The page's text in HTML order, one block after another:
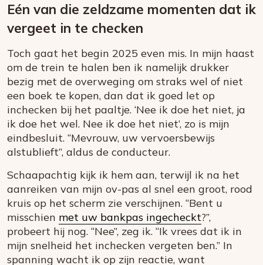
Eén van die zeldzame momenten dat ik
vergeet in te checken
Toch gaat het begin 2025 even mis. In mijn haast
om de trein te halen ben ik namelijk drukker
bezig met de overweging om straks wel of niet
een boek te kopen, dan dat ik goed let op
inchecken bij het paaltje. ‘Nee ik doe het niet, ja
ik doe het wel. Nee ik doe het niet’, zo is mijn
eindbesluit. “Mevrouw, uw vervoersbewijs
alstublieft”, aldus de conducteur.
Schaapachtig kijk ik hem aan, terwijl ik na het
aanreiken van mijn ov-pas al snel een groot, rood
kruis op het scherm zie verschijnen. “Bent u
misschien met uw bankpas ingecheckt?”,
probeert hij nog. “Nee”, zeg ik. “Ik vrees dat ik in
mijn snelheid het inchecken vergeten ben.” In
spanning wacht ik op zijn reactie, want